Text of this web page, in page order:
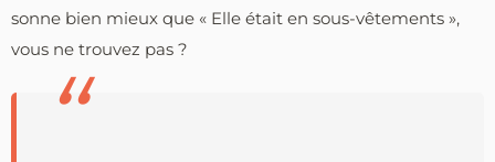
sonne bien mieux que « Elle était en sous-vêtements »,
vous ne trouvez pas ?